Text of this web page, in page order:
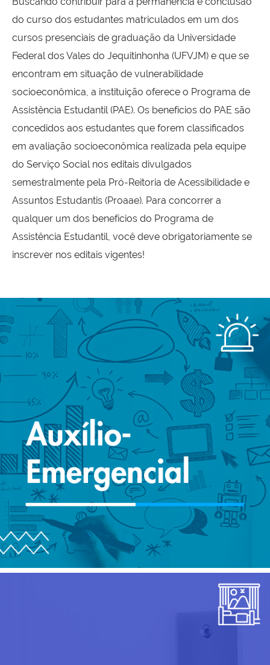
do curso dos estudantes matriculados em um dos
cursos presenciais de graduação da Universidade
Federal dos Vales do Jequitinhonha (UFVJM) e que se
encontram em situação de vulnerabilidade
socioeconômica, a instituição oferece o Programa de
Assistência Estudantil (PAE). Os benefícios do PAE são
concedidos aos estudantes que forem classificados
em avaliação socioeconômica realizada pela equipe
do Serviço Social nos editais divulgados
semestralmente pela Pró-Reitoria de Acessibilidade e
Assuntos Estudantis (Proaae). Para concorrer a
qualquer um dos benefícios do Programa de
Assistência Estudantil, você deve obrigatoriamente se
inscrever nos editais vigentes!